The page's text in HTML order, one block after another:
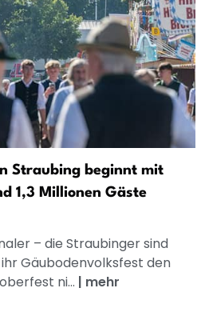
Straubing beginnt mit
1,3 Millionen Gäste
– die Straubinger sind
Gäubodenvolksfest den
ni... | mehr